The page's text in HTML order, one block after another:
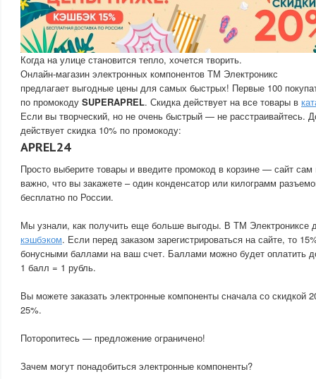
Когда на улице становится тепло, хочется творить.
Онлайн-магазин электронных компонентов ТМ Электроникс
предлагает выгодные цены для самых быстрых! Первые 100
по промокоду SUPERAPREL. Скидка действует на все товары в
Если вы творческий, но не очень быстрый — не расстраивайтесь.
действует скидка 10% по промокоду:
APREL24
Просто выберите товары и введите промокод в корзине — сайт сам
важно, что вы закажете – один конденсатор или килограмм
бесплатно по России.
Мы узнали, как получить еще больше выгоды. В ТМ Электрониксе
кэшбэком. Если перед заказом зарегистрироваться на сайте, то
бонусными баллами на ваш счет. Баллами можно будет оплатить
1 балл = 1 рубль.
Вы можете заказать электронные компоненты сначала со скидкой
25%.
Поторопитесь — предложение ограничено!
Зачем могут понадобиться электронные компоненты?